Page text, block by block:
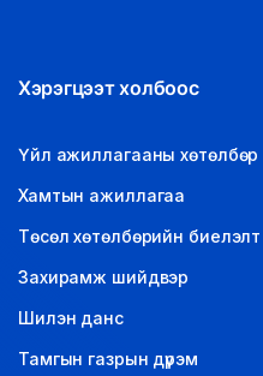
Хэрэгцээт холбоос
Үйл ажиллагааны хөтөлбөр
Хамтын ажиллагаа
Төсөл хөтөлбөрийн биелэлт
Захирамж шийдвэр
Шилэн данс
Тамгын газрын дүрэм